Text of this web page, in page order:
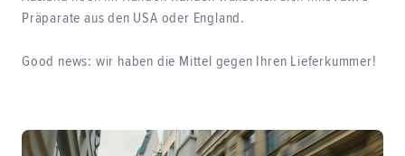
Präparate aus den USA oder England.
Good news: wir haben die Mittel gegen Ihren Lieferkummer!